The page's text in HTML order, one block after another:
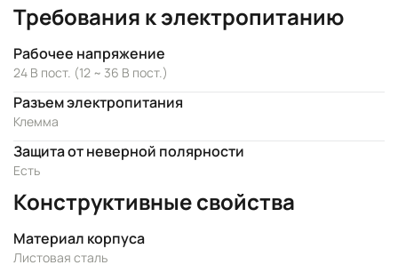
Требования к электропитанию
Рабочее напряжение
24 В пост. (12 ~ 36 В пост.)
Разъем электропитания
Клемма
Защита от неверной полярности
Есть
Конструктивные свойства
Материал корпуса
Листовая сталь